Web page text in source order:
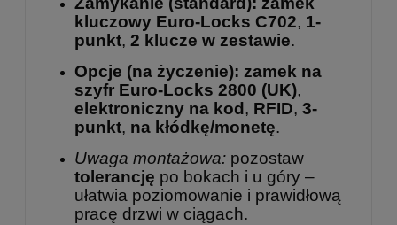
kluczowy Euro-Locks C702, 1-
punkt, 2 klucze w zestawie.
Opcje (na życzenie): zamek na
szyfr Euro-Locks 2800 (UK),
elektroniczny na kod , RFID, 3-
punkt, na kłódkę/monetę.
Uwaga montażowa: pozostaw
tolerancję po bokach i u góry –
ułatwia poziomowanie i prawidłową
pracę drzwi w ciągach.